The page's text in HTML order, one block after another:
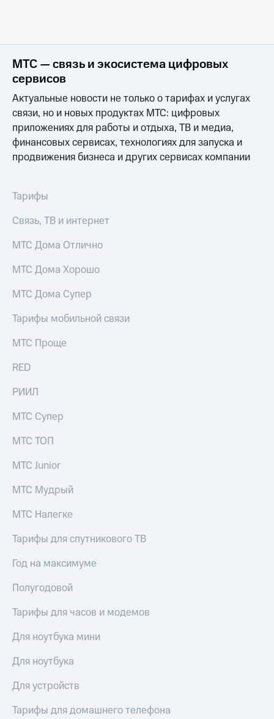
за границей
магазин
Смартфоны
и
колонки
Умные
часы
дом
Планшеты
Акции
скидки
Все
МТС — связь и экосистема цифровых
сервисов
Актуальные новости не только о тарифах и услугах
связи, но и новых продуктах МТС: цифровых
приложениях для работы и отдыха, ТВ и медиа,
финансовых сервисах, технологиях для запуска и
продвижения бизнеса и других сервисах компании
Тарифы
Связь, ТВ и интернет
МТС Дома Отлично
МТС Дома Хорошо
МТС Дома Супер
Тарифы мобильной связи
МТС Проще
RED
РИИЛ
МТС Супер
МТС ТОП
МТС Junior
МТС Мудрый
МТС Налегке
Тарифы для спутникового ТВ
Год на максимуме
Полугодовой
Тарифы для часов и модемов
Для ноутбука мини
Для ноутбука
Для устройств
Тарифы для домашнего телефона